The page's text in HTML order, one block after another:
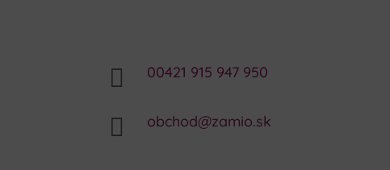
 00421 915 947 950
 obchod@zamio.sk